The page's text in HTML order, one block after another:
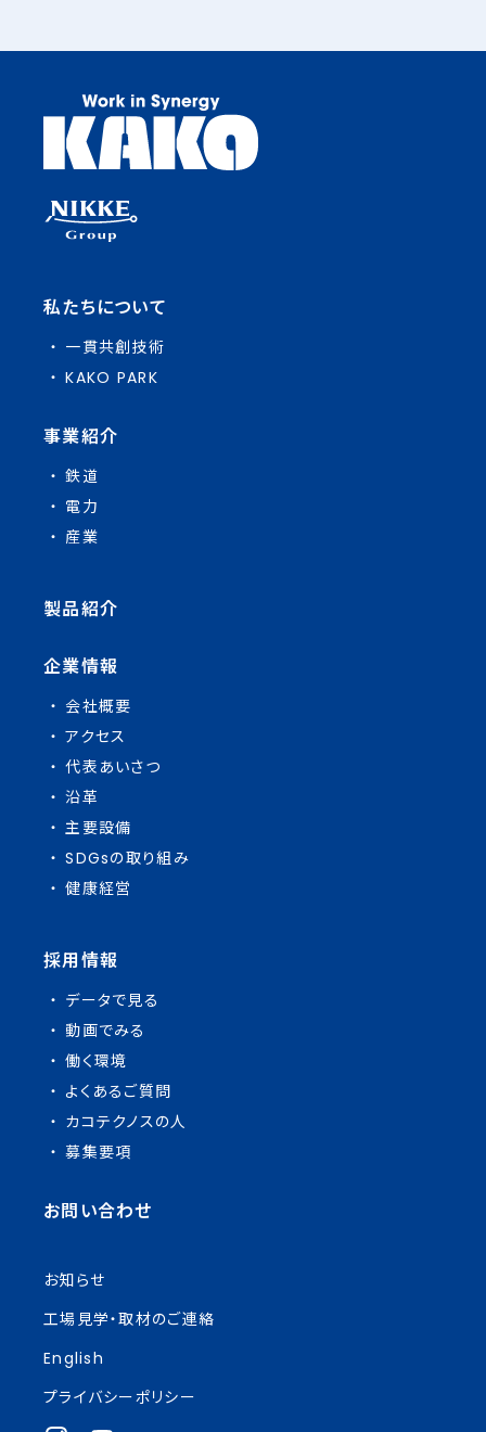
私たちについて
一貫共創技術
KAKO PARK
事業紹介
鉄道
電力
産業
製品紹介
企業情報
会社概要
アクセス
代表あいさつ
沿革
主要設備
SDGsの取り組み
健康経営
採用情報
データで見る
動画でみる
働く環境
よくあるご質問
カコテクノスの人
募集要項
お問い合わせ
お知らせ
工場見学・取材のご連絡
English
プライバシーポリシー